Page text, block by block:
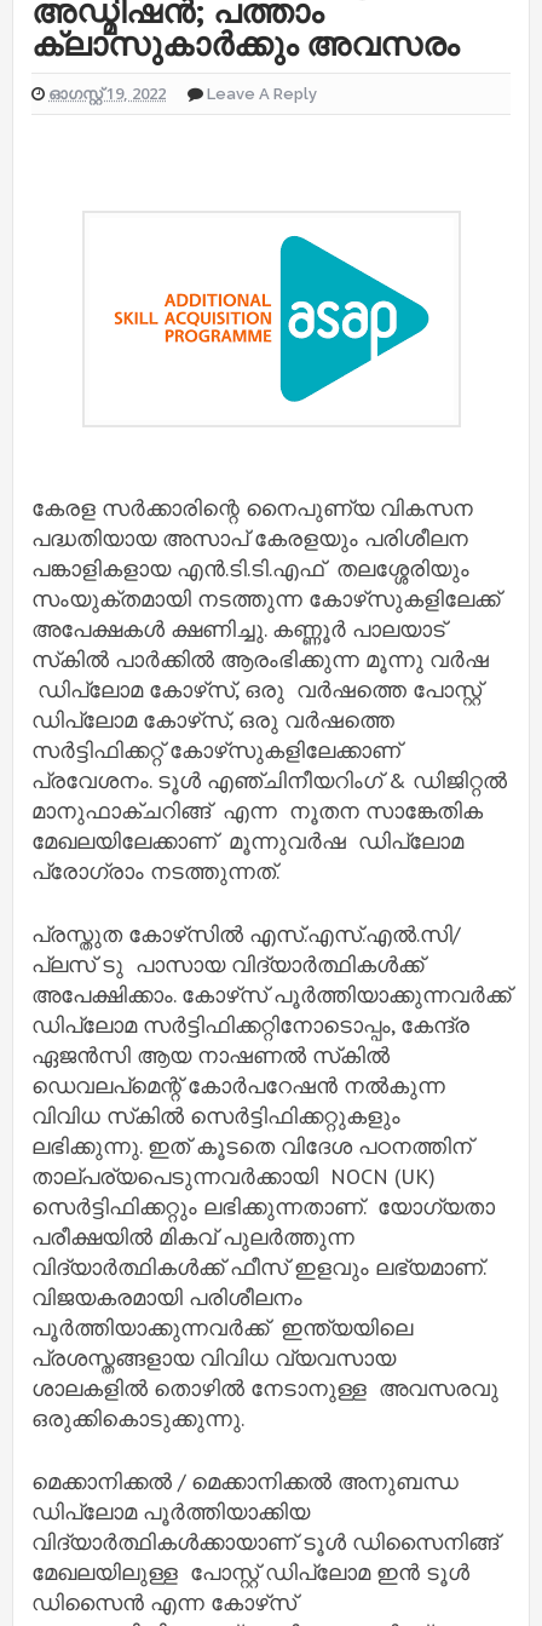
അഡ്മിഷൻ; പത്താം
ക്ലാസുകാർക്കും അവസരം
ഓഗസ്റ്റ് 19, 2022 Leave A Reply
കേരള സർക്കാരിന്റെ നൈപുണ്യ വികസന
പദ്ധതിയായ അസാപ് കേരളയും പരിശീലന
പങ്കാളികളായ എൻ.ടി.ടി.എഫ് തലശ്ശേരിയും
സംയുക്തമായി നടത്തുന്ന കോഴ്‌സുകളിലേക്ക്
അപേക്ഷകൾ ക്ഷണിച്ചു. കണ്ണൂർ പാലയാട്
സ്‌കിൽ പാർക്കിൽ ആരംഭിക്കുന്ന മൂന്നു വർഷ
ഡിപ്ലോമ കോഴ്‌സ്, ഒരു വർഷത്തെ പോസ്റ്റ്
ഡിപ്ലോമ കോഴ്‌സ്, ഒരു വർഷത്തെ
സർട്ടിഫിക്കറ്റ് കോഴ്‌സുകളിലേക്കാണ്
പ്രവേശനം. ടൂൾ എഞ്ചിനീയറിംഗ് & ഡിജിറ്റൽ
മാനുഫാക്ചറിങ്ങ് എന്ന നൂതന സാങ്കേതിക
മേഖലയിലേക്കാണ് മൂന്നുവർഷ ഡിപ്ലോമ
പ്രോഗ്രാം നടത്തുന്നത്.
പ്രസ്തുത കോഴ്‌സിൽ എസ്.എസ്.എൽ.സി/
പ്ലസ് ടു പാസായ വിദ്യാർത്ഥികൾക്ക്
അപേക്ഷിക്കാം. കോഴ്‌സ് പൂർത്തിയാക്കുന്നവർക്ക്
ഡിപ്ലോമ സർട്ടിഫിക്കറ്റിനോടൊപ്പം, കേന്ദ്ര
ഏജൻസി ആയ നാഷണൽ സ്‌കിൽ
ഡെവലപ്‌മെന്റ് കോർപറേഷൻ നൽകുന്ന
വിവിധ സ്‌കിൽ സെർട്ടിഫിക്കറ്റുകളും
ലഭിക്കുന്നു. ഇത് കൂടതെ വിദേശ പഠനത്തിന്
താല്പര്യപെടുന്നവർക്കായി NOCN (UK)
സെർട്ടിഫിക്കറ്റും ലഭിക്കുന്നതാണ്. യോഗ്യതാ
പരീക്ഷയിൽ മികവ് പുലർത്തുന്ന
വിദ്യാർത്ഥികൾക്ക് ഫീസ് ഇളവും ലഭ്യമാണ്.
വിജയകരമായി പരിശീലനം
പൂർത്തിയാക്കുന്നവർക്ക് ഇന്ത്യയിലെ
പ്രശസ്തങ്ങളായ വിവിധ വ്യവസായ
ശാലകളിൽ തൊഴിൽ നേടാനുള്ള അവസരവു
ഒരുക്കികൊടുക്കുന്നു.
മെക്കാനിക്കൽ / മെക്കാനിക്കൽ അനുബന്ധ
ഡിപ്ലോമ പൂർത്തിയാക്കിയ
വിദ്യാർത്ഥികൾക്കായാണ് ടൂൾ ഡിസൈനിങ്ങ്
മേഖലയിലുള്ള പോസ്റ്റ് ഡിപ്ലോമ ഇൻ ടൂൾ
ഡിസൈൻ എന്ന കോഴ്‌സ്